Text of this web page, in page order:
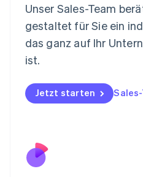
Unser Sales-Team
gestaltet für Sie ein
das ganz auf Ihr
ist.
Jetzt starten
Mexiko
EspañolEnglish
Neuseeland
Norwegen
English
English
Portugal